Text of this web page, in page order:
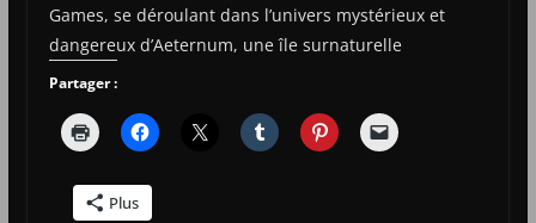
Games, se déroulant dans l’univers mystérieux et
dangereux d’Aeternum, une île surnaturelle
Partager :
Plus